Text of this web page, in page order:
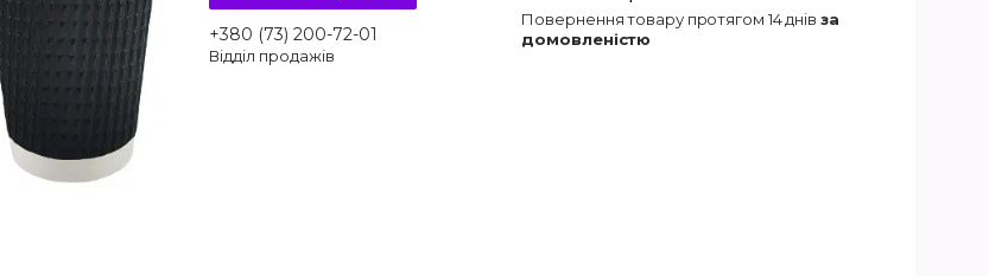
+380 (73) 200-72-01
Відділ продажів
повернення товару протягом 14 днів за
домовленістю